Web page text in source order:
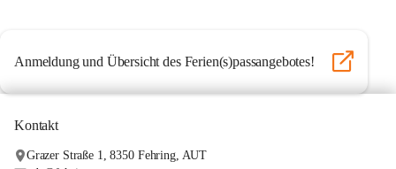
Anmeldung und Übersicht des Ferien(s)passangebotes!
Kontakt
Grazer Straße 1, 8350 Fehring, AUT